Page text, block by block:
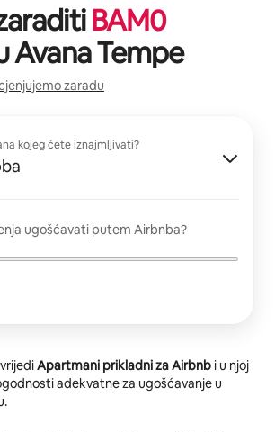
BAM0
Avana Tempe
zaradu
kojeg ćete iznajmljivati?
ugošćavati putem Airbnba?
Apartmani prikladni za Airbnb i u njoj
adekvatne za ugošćavanje u